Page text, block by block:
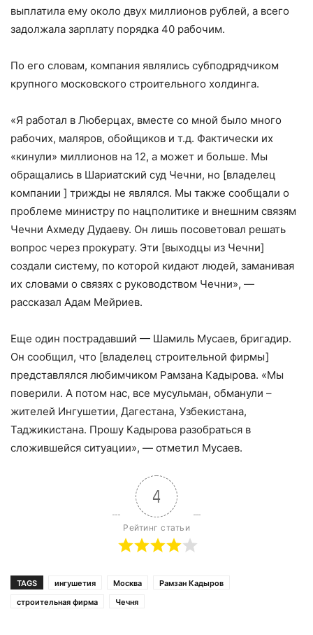
выплатила ему около двух миллионов рублей, а всего
задолжала зарплату порядка 40 рабочим.
По его словам, компания являлись субподрядчиком
крупного московского строительного холдинга.
«Я работал в Люберцах, вместе со мной было много
рабочих, маляров, обойщиков и т.д. Фактически их
«кинули» миллионов на 12, а может и больше. Мы
обращались в Шариатский суд Чечни, но [владелец
компании ] трижды не являлся. Мы также сообщали о
проблеме министру по нацполитике и внешним связям
Чечни Ахмеду Дудаеву. Он лишь посоветовал решать
вопрос через прокурату. Эти [выходцы из Чечни]
создали систему, по которой кидают людей, заманивая
их словами о связях с руководством Чечни», —
рассказал Адам Мейриев.
Еще один пострадавший — Шамиль Мусаев, бригадир.
Он сообщил, что [владелец строительной фирмы]
представлялся любимчиком Рамзана Кадырова. «Мы
поверили. А потом нас, все мусульман, обманули –
жителей Ингушетии, Дагестана, Узбекистана,
Таджикистана. Прошу Кадырова разобраться в
сложившейся ситуации», — отметил Мусаев.
4
Рейтинг статьи
TAGS ингушетия Москва
Рамзан Кадыров
строительная фирма
Чечня